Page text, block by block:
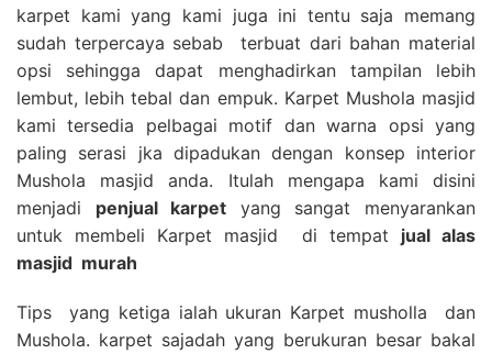
karpet kami yang kami juga ini tentu saja memang
sudah terpercaya sebab terbuat dari bahan material
opsi sehingga dapat menghadirkan tampilan lebih
lembut, lebih tebal dan empuk. Karpet Mushola masjid
kami tersedia pelbagai motif dan warna opsi yang
paling serasi jka dipadukan dengan konsep interior
Mushola masjid anda. Itulah mengapa kami disini
menjadi penjual karpet yang sangat menyarankan
untuk membeli Karpet masjid di tempat jual alas
masjid murah
Tips yang ketiga ialah ukuran Karpet musholla dan
Mushola. karpet sajadah yang berukuran besar bakal